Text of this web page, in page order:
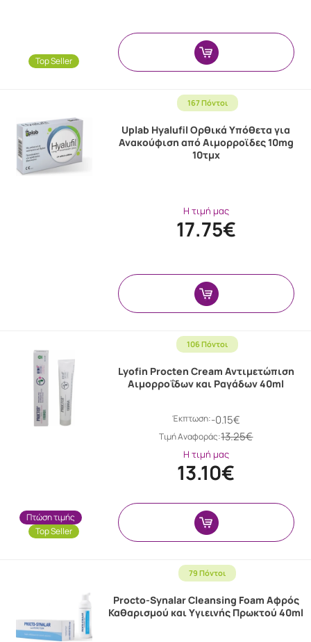
Top Seller
167 Πόντοι
Uplab Hyalufil Ορθικά Υπόθετα για
Ανακούφιση από Αιμορροϊδες 10mg
10τμχ
Η τιμή μας
17.75€
106 Πόντοι
Πτώση τιμής
Top Seller
Lyofin Procten Cream Αντιμετώπιση
Αιμορροΐδων και Ραγάδων 40ml
Έκπτωση:-0.15€
Tιμή Αναφοράς:13.25€
Η τιμή μας
13.10€
79 Πόντοι
Procto-Synalar Cleansing Foam Αφρός
Καθαρισμού και Υγιεινής Πρωκτού 40ml